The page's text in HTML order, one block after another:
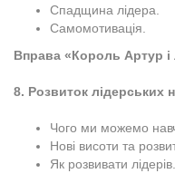
Спадщина лідера.
Самомотивація.
Вправа «Король Артур і
8. Розвиток лідерських
Чого ми можемо
Нові висоти та
Як розвивати лідерів.